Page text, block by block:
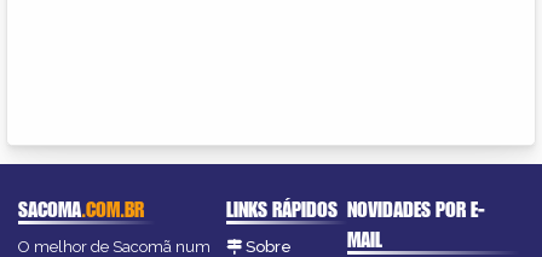
SACOMA.COM.BR
O melhor de Sacomã num
LINKS RÁPIDOS
Sobre
NOVIDADES POR E-
MAIL